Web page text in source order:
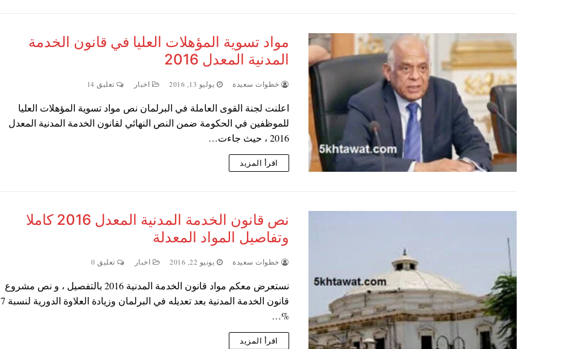
مواد تسوية المؤهلات العليا في قانون الخدمة
المدنية المعدل 2016
خطوات سعيدة يوليو 13, 2016 اخبار تعليق 14
اعلنت لجنة القوى العاملة في البرلمان نص مواد تسوية المؤهلات العليا
للموظفين في الحكومة ضمن النص النهائي لقانون الخدمة المدنية المعدل
2016 ، حيث جاءت…
اقرأ المزيد
نص قانون الخدمة المدنية المعدل 2016 كاملا
وتفاصيل المواد المعدلة
خطوات سعيدة يونيو 22, 2016 اخبار تعليق 0
نستعرض معكم مواد قانون الخدمة المدنية 2016 بالتفصيل ، و نص مشروع
قانون الخدمة المدنية بعد تعديله في البرلمان وزيادة العلاوة الدورية لنسبة 7
%…
اقرأ المزيد